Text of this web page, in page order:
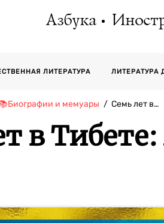
Азбука
ЛИТЕРАТУРА ЛИТЕРАТУРА
📚Биографии и мемуары Семь лет в…
в